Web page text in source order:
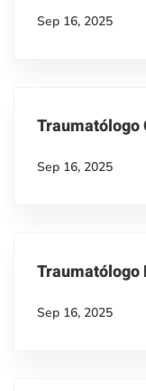
Sep 16, 2025
Sep 16, 2025
Traumatólogo
Sep 16, 2025